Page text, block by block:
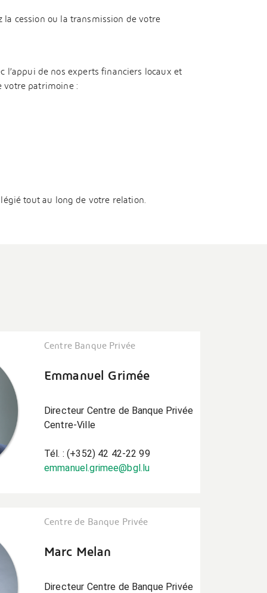
la cession ou la transmission de votre
l’appui de nos experts financiers locaux et
votre patrimoine :
tout au long de votre relation.
Centre Banque Privée
Emmanuel Grimée
Directeur Centre de Banque Privée
Centre-Ville
Tél. : (+352) 42 42-22 99
emmanuel.grimee@bgl.lu
Centre de Banque Privée
Marc Melan
Directeur Centre de Banque Privée